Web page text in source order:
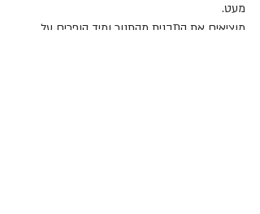
מעט.
מוציאים את התבנית מהתנור ומיד הופכים על